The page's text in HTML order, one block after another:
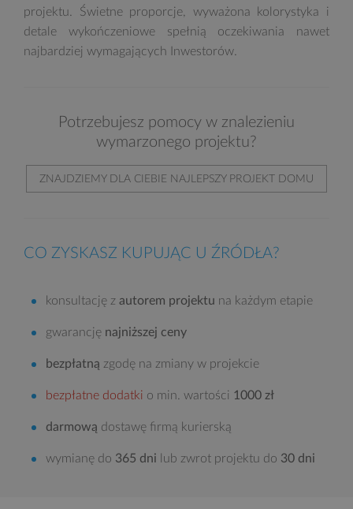
projektu. Świetne proporcje, wyważona kolorystyka i
detale wykończeniowe spełnią oczekiwania nawet
najbardziej wymagających Inwestorów.
Potrzebujesz pomocy w znalezieniu
wymarzonego projektu?
ZNAJDZIEMY DLA CIEBIE NAJLEPSZY PROJEKT DOMU
CO ZYSKASZ KUPUJĄC U ŹRÓDŁA?
konsultację z autorem projektu na każdym etapie
gwarancję najniższej ceny
bezpłatną zgodę na zmiany w projekcie
bezpłatne dodatki o min. wartości 1000 zł
darmową dostawę firmą kurierską
wymianę do 365 dni lub zwrot projektu do 30 dni